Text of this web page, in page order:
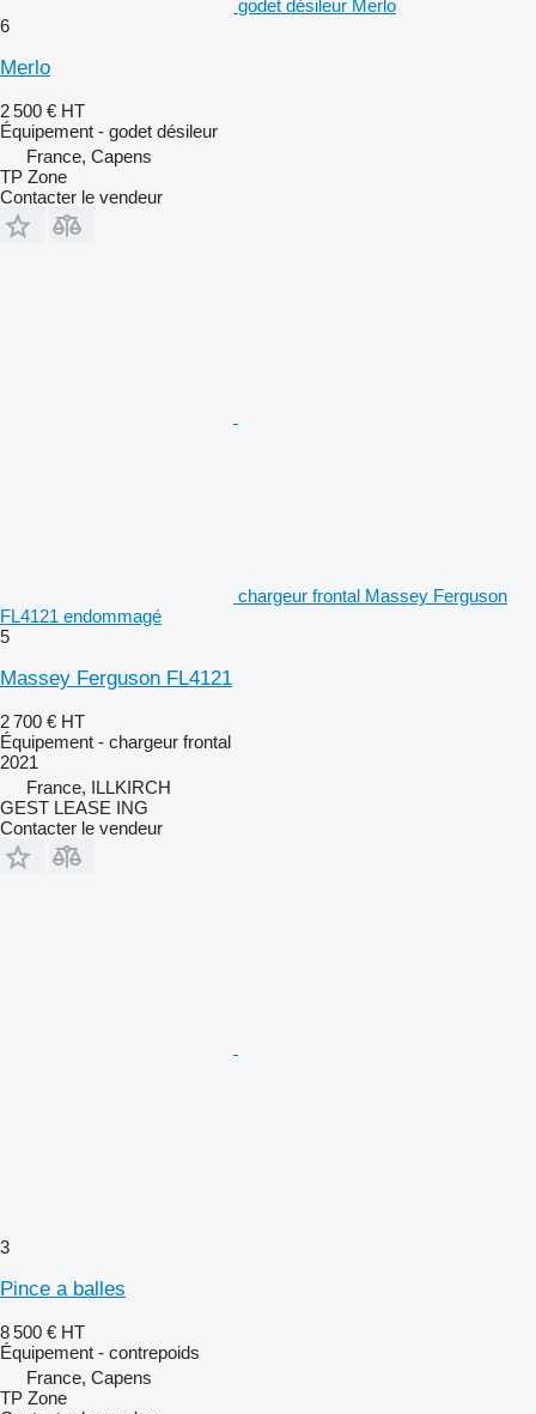
godet désileur Merlo
6
Merlo
2 500 € HT
Équipement - godet désileur
France, Capens
TP Zone
Contacter le vendeur
chargeur frontal Massey Ferguson
FL4121 endommagé
5
Massey Ferguson FL4121
2 700 € HT
Équipement - chargeur frontal
2021
France, ILLKIRCH
GEST LEASE ING
Contacter le vendeur
3
Pince a balles
8 500 € HT
Équipement - contrepoids
France, Capens
TP Zone